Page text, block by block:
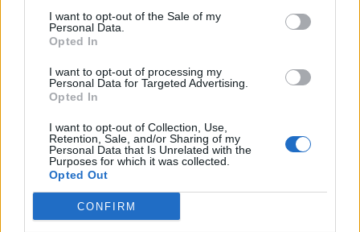
I want to opt-out of the Sale of my
Personal Data.
Opted In
I want to opt-out of processing my
Personal Data for Targeted Advertising.
Opted In
I want to opt-out of Collection, Use,
Retention, Sale, and/or Sharing of my
Personal Data that Is Unrelated with the
Purposes for which it was collected.
Opted Out
CONFIRM
e abbracciare. Non potete sapere la
soddisfazione di essere suo
contemporaneo, un presidente
meraviglioso, quando mi hanno detto
ha avuto lei quando era Wembley e ha
segnato Bonucci. Sergio Mattarella
rimanga con noi ancora un po’, almeno
per la prossima Mostra. Rimanga con noi